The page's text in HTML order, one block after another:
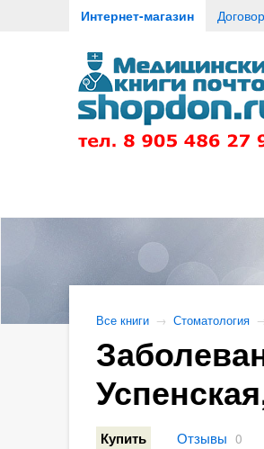
Интернет-магазин Договор
Все книги → Стоматология
Купить Отзывы 0